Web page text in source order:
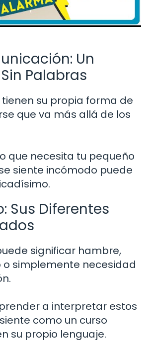
Un
Palabras
tienen su propia forma de
que va más allá de los
que necesita tu pequeño
siente incómodo puede
Sus Diferentes
significar hambre,
o simplemente necesidad
a interpretar estos
como un curso
su propio lenguaje.